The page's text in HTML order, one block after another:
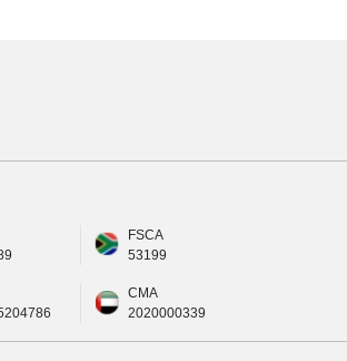
FSCA
53199
CMA
2020000339